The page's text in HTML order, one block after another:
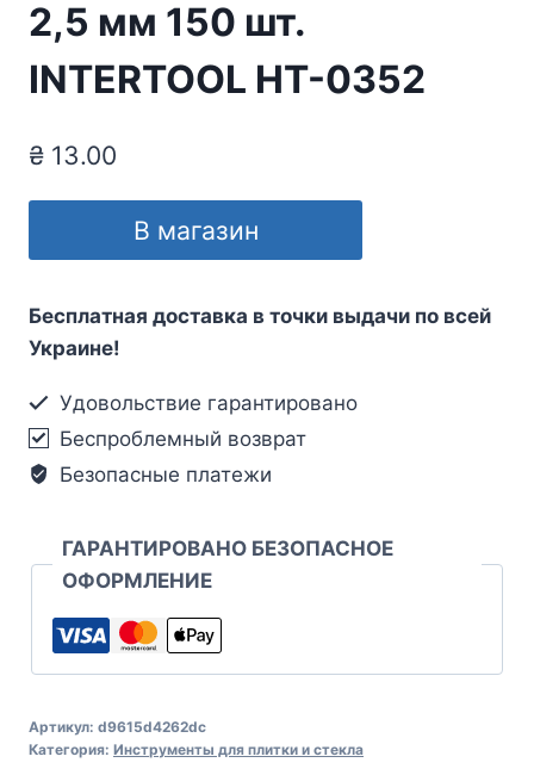
2,5 мм 150 шт.
INTERTOOL HT-0352
₴ 13.00
В магазин
Бесплатная доставка в точки выдачи по всей
Украине!
Удовольствие гарантировано
Беспроблемный возврат
Безопасные платежи
ГАРАНТИРОВАНО БЕЗОПАСНОЕ
ОФОРМЛЕНИЕ
Артикул: d9615d4262dc
Категория: Инструменты для плитки и стекла